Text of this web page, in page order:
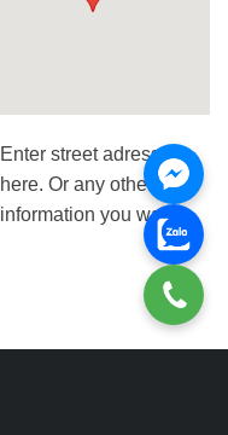
Enter street adress
here. Or any other
information you want.